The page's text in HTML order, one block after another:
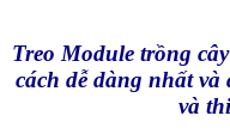
Treo Module trồng
cách dễ dàng nhất
và